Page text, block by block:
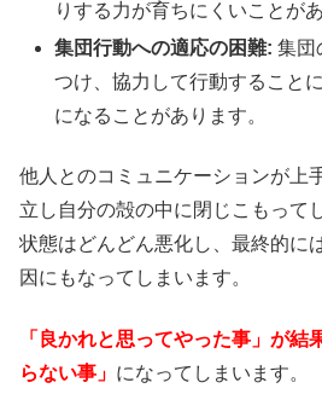
りする力が育ちにくいことが
集団行動への適応の困難: 集団
つけ、協力して行動すること
になることがあります。
他人とのコミュニケーションが上
立し自分の殻の中に閉じこもって
状態はどんどん悪化し、最終的に
因にもなってしまいます。
「良かれと思ってやった事」が結
らない事」 になってしまいます。